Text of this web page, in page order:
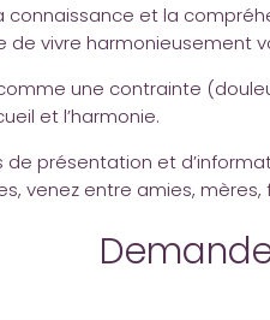
et la
vivre harmonieusement
une contrainte
et l’harmonie.
présentation et
venez entre amies, mères,